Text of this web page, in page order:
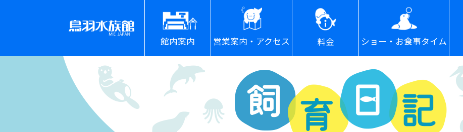
館内案内 営業案内・アクセス 料金 ショー・お食事タイム